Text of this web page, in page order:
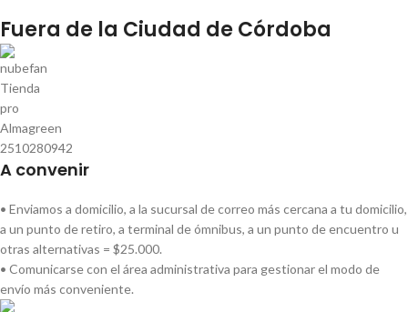
Fuera de la Ciudad de Córdoba
A convenir
• Enviamos a domicilio, a la sucursal de correo más cercana a tu domicilio,
a un punto de retiro, a terminal de ómnibus, a un punto de encuentro u
otras alternativas = $25.000.
• Comunicarse con el área administrativa para gestionar el modo de
envío más conveniente.